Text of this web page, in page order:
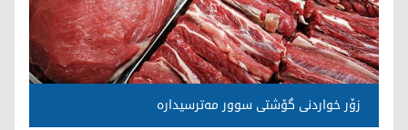
زۆر خواردنی گۆشتی سوور مه‌ترسیداره‌